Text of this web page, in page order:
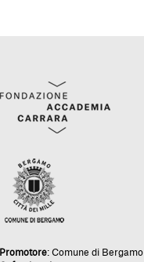
Promotore: Comune di Bergamo